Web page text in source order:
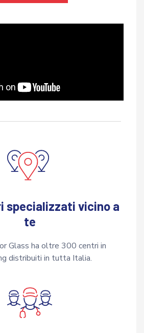
specializzati vicino a
te
Glass ha oltre 300 centri in
distribuiti in tutta Italia.